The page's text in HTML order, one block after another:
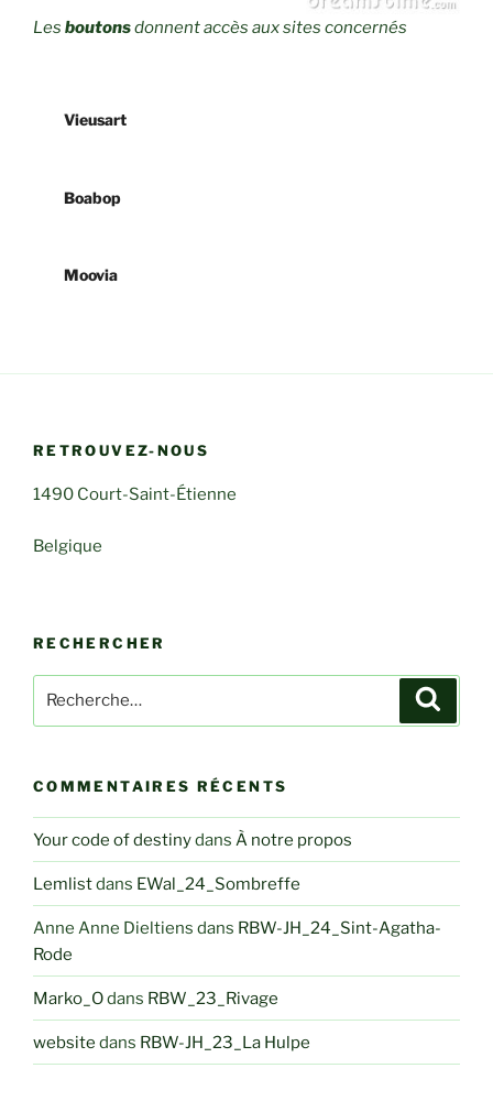
Les boutonsdonnent accès aux sites concernés
Vieusart
Boabop
Moovia
RETROUVEZ-NOUS
1490 Court-Saint-Étienne
Belgique
RECHERCHER
pour
COMMENTAIRES RÉCENTS
Your code of destinydans À notre propos
Lemlistdans EWal_24_Sombreffe
Anne Anne Dieltiens dans RBW-JH_24_Sint-Agatha-
Rode
Marko_Odans RBW_23_Rivage
website dans RBW-JH_23_La Hulpe